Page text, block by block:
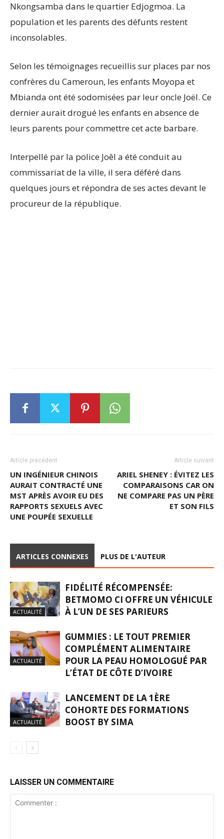
Nkongsamba dans le quartier Edjogmoa. La
population et les parents des défunts restent
inconsolables.
Selon les témoignages recueillis sur places par nos
confrères du Cameroun, les enfants Moyopa et
Mbianda ont été sodomisées par leur oncle Joël. Ce
dernier aurait drogué les enfants en absence de
leurs parents pour commettre cet acte barbare.
Interpellé par la police Joêl a été conduit au
commissariat de la ville, il sera déféré dans
quelques jours et répondra de ses actes devant le
procureur de la république.
Article précédent
UN INGÉNIEUR CHINOIS
AURAIT CONTRACTÉ UNE
MST APRÈS AVOIR EU DES
RAPPORTS SEXUELS AVEC
UNE POUPÉE SEXUELLE
Article suivant
ARIEL SHENEY : ÉVITEZ LES
COMPARAISONS CAR ON
NE COMPARE PAS UN PÈRE
ET SON FILS
ARTICLES CONNEXES PLUS DE L'AUTEUR
ACTUALITÉ
FIDÉLITÉ RÉCOMPENSÉE:
BETMOMO CI OFFRE UN VÉHICULE
À L’UN DE SES PARIEURS
ACTUALITÉ
GUMMIES : LE TOUT PREMIER
COMPLÉMENT ALIMENTAIRE
POUR LA PEAU HOMOLOGUÉ PAR
L’ÉTAT DE CÔTE D’IVOIRE
ACTUALITÉ
LANCEMENT DE LA 1ÈRE
COHORTE DES FORMATIONS
BOOST BY SIMA
LAISSER UN COMMENTAIRE